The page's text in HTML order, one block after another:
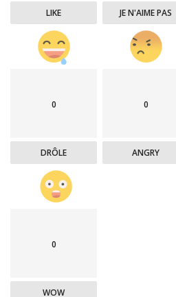
LIKE JE N'AIME PAS
0
DRÔLE
0
ANGRY
0
WOW